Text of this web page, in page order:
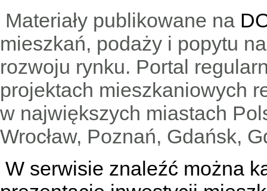
Materiały publikowane na
mieszkań, podaży i popytu
rozwoju rynku. Portal
projektach mieszkaniowych
w największych miastach
Wrocław, Poznań, Gdańsk,
W serwisie znaleźć można